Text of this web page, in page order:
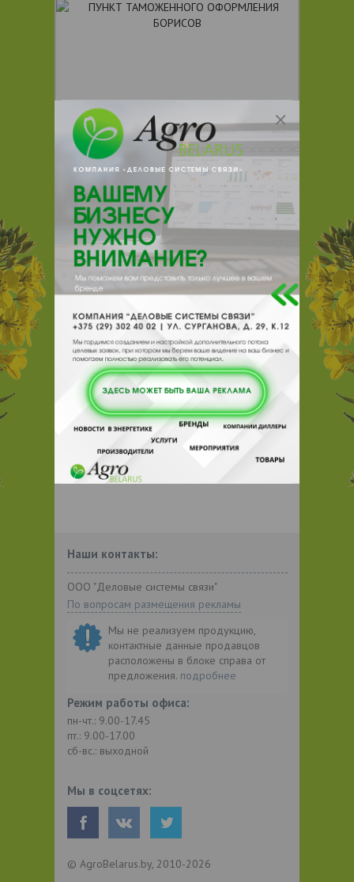
+ 375Показать телефоны
e-mail:a:2:{s:5:"VALUE";a:0:
{}s:11:"DESCRIPTION";a:0:{}}
222511, , , , Борисов, ж/д ст Борисов
Отзывы Еще
Отзывы
Чтобы оставить комментарий или
выставить рейтинг, нужноВойти
Зарегистрироваться
Наши контакты:
ООО "Деловые системы связи"
По вопросам размещения рекламы
Мы не реализуем продукцию,
контактные данные продавцов
расположены в блоке справа от
предложения. подробнее
Режим работы офиса:
пн-чт.: 9.00-17.45
пт.: 9.00-17.00
сб-вс.: выходной
Мы в соцсетях:
© AgroBelarus.by, 2010-2026